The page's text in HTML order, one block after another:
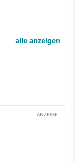
alle anzeigen
ANZEIGE